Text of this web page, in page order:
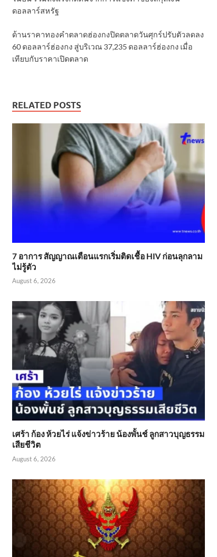
ดอลลาร์สหรัฐ
ด้านราคาทองคําตลาดฮ่องกงปิดตลาดวันศุกร์ปรับตัวลดลง
60 ดอลลาร์ฮ่องกง สู่บริเวณ 37,235 ดอลลาร์ฮ่องกง เมื่อ
เทียบกับราคาเปิดตลาด
RELATED POSTS
7 อาการ สัญญาณเตือนแรกเริ่มติดเชื้อ HIV ก่อนลุกลาม
ไม่รู้ตัว
August 6, 2026
เศร้า ก้อง ห้วยไร่ แจ้งข่าวร้าย น้องพั้นช์ ลูกสาวบุญธรรม
เสียชีวิต
August 6, 2026